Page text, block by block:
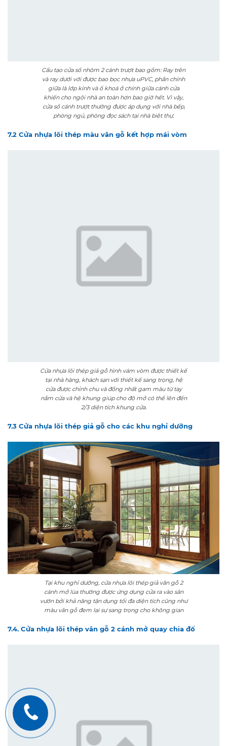
Cấu tạo cửa sổ nhôm 2 cánh trượt bao gồm: Ray trên
và ray dưới với được bao bọc nhựa uPVC, phần chính
giữa là lớp kính và ổ khoá ở chính giữa cánh cửa
khiến cho ngôi nhà an toàn hơn bao giờ hết. Vì vậy,
cửa sổ cánh trượt thường được áp dụng với nhà bếp,
phòng ngủ, phòng đọc sách tại nhà biệt thự.
7.2 Cửa nhựa lõi thép màu vân gỗ kết hợp mái vòm
Tại khu nghỉ dưỡng, cửa nhựa lõi thép giả vân gỗ 2
cánh mở lùa thường được ứng dụng cửa ra vào sân
vườn bởi khả năng tận dụng tối đa diện tích cũng như
màu vân gỗ đem lại sự sang trọng cho không gian
7.4. Cửa nhựa lõi thép vân gỗ 2 cánh mở quay chia đố